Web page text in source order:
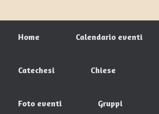
Home Calendario eventi
Catechesi Chiese
Foto eventi Gruppi